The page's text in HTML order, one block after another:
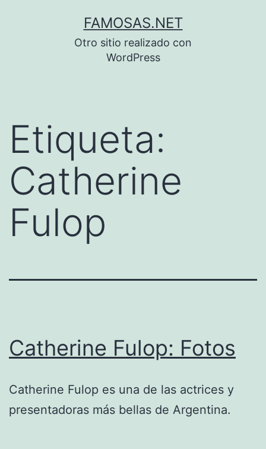
FAMOSAS.NET
Otro sitio realizado con
WordPress
Etiqueta:
Catherine
Fulop
Catherine Fulop: Fotos
Catherine Fulop es una de las actrices y
presentadoras más bellas de Argentina.